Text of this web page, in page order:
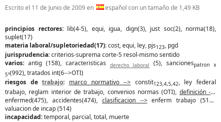
Escrito el 11 de Junio de 2009en español con un tamaño de 1,49 KB
principios rectores: lib(4-5), equi, igua, dign(3), just soc(2), norma(18),
suplet(17)
materia laboral/supletoriedad(17): cost, equi, ley, pjs123, pgd
jurisprudencia: criterios-suprema corte-5 resol-mismo sentido
varios: antig (158), caracteristicas derecho laboral (5), sancionespatron x
5°(992), tratados int(6-->OTI)
riesgos detrabajo: marco normativo --> constit123,4,5,42, ley federal
trabajo, reglam interior de trabajo, convenios normas (OTI), definición -->
enfermed(475), accidentes(474), clasificacion -->enferm trabajo (513),
valuacion de incap (514)
incapacidad:temporal, parcial, total, muerte